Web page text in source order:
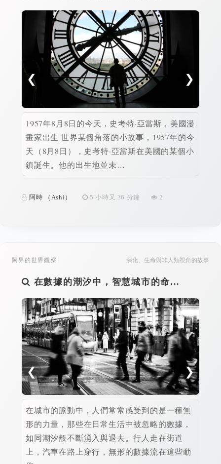
❮
1957年8月8日的今天，史考特·亞當斯，美國漫
畫家出生 世界某個角落的小故事，1957年的今
天（8月8日），史考特·亞當斯在美國的某個小
鎮誕生。他的出生地並未…
阿時 （Ashi） 5 小時又 36 分鐘 2
❯
阿界的世界觀察 演化、生命與非人類視角的故事
❮
在數據的潮汐中，智慧城市的命…
在城市的脈動中，人們常常感受到的是一種無
形的力量，那些在日常生活中被忽略的數據，
如同潮汐般不斷湧入與退去。行人走在街道
上，汽車在路上穿行，無形的數據流在這些動
❯